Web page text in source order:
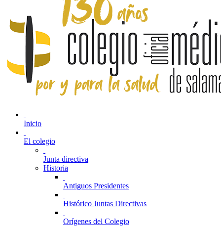
Inicio
El colegio
Junta directiva
Historia
Antiguos Presidentes
Histórico Juntas Directivas
Orígenes del Colegio